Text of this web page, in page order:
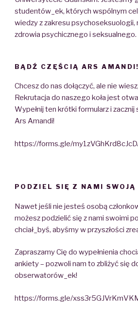
studentów_ek, których wspólnym
wiedzy z zakresu psychoseksuologii,
zdrowia psychicznego i seksualnego.
BĄDŹ CZĘŚCIĄ ARS AMANDI!
Chcesz do nas dołączyć, ale nie
Rekrutacja do naszego koła jest
Wypełnij ten krótki formularz i
Ars Amandi!
https://forms.gle/
PODZIEL SIĘ Z NAMI
Nawet jeśli nie jesteś osobą
możesz podzielić się z nami swoimi
chciał_byś, abyśmy w przyszłości
Zapraszamy Cię do wypełnienia
ankiety – pozwoli nam to zbliżyć się
obserwatorów_ek!
https://forms.gle/